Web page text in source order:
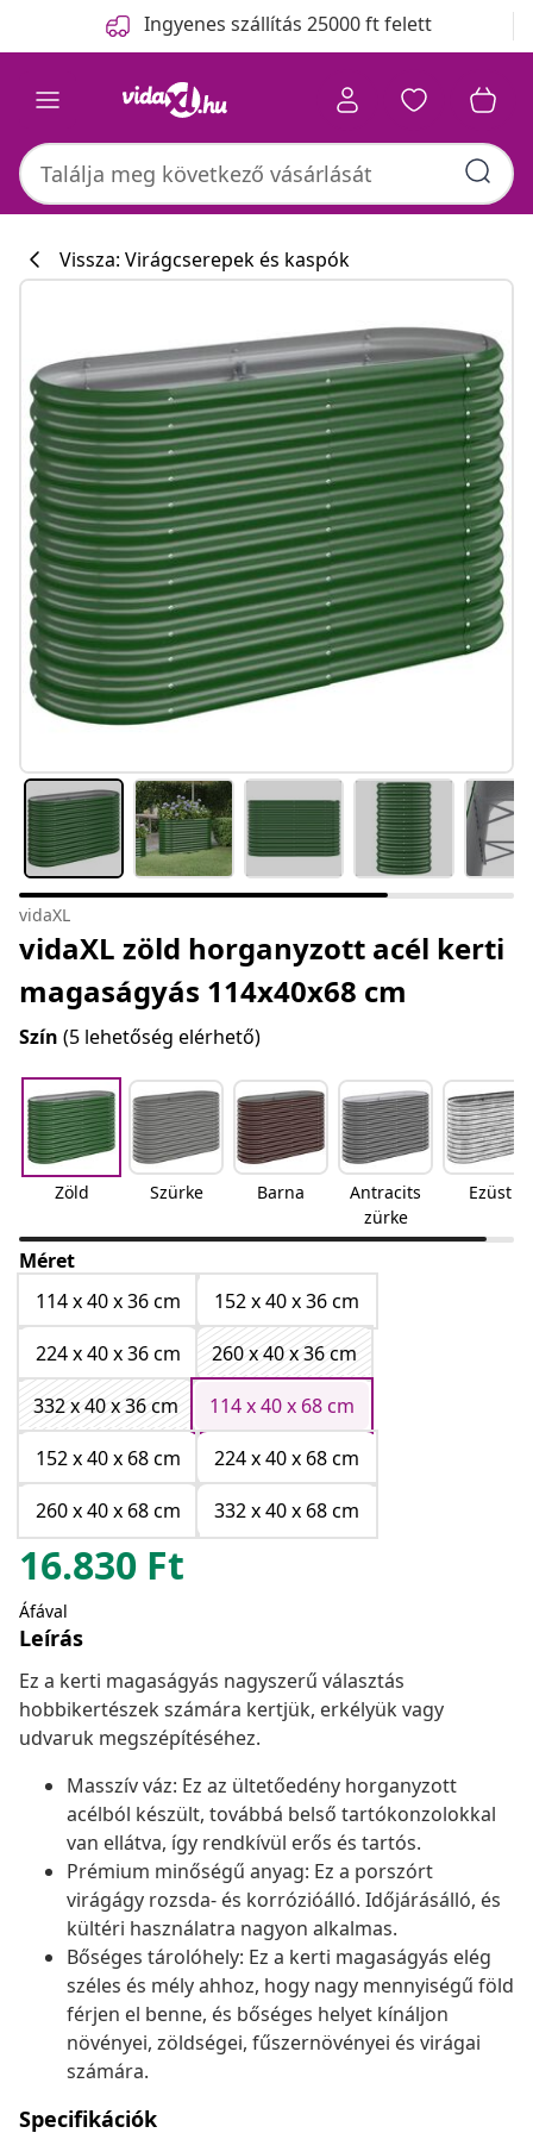
Ingyenes szállítás 25000 ft felett
Vissza: Virágcserepek és kaspók
vidaXL
vidaXL zöld horganyzott acél kerti
magaságyás 114x40x68 cm
Szín (5 lehetőség elérhető)
Zöld Szürke Barna
Antracits
zürke
Ezüst
Méret
114 x 40 x 36 cm
152 x 40 x 36 cm
224 x 40 x 36 cm
260 x 40 x 36 cm
332 x 40 x 36 cm
114 x 40 x 68 cm
152 x 40 x 68 cm
224 x 40 x 68 cm
260 x 40 x 68 cm
332 x 40 x 68 cm
16.830 Ft
Áfával
Leírás
Ez a kerti magaságyás nagyszerű választás
hobbikertészek számára kertjük, erkélyük vagy
udvaruk megszépítéséhez.
Masszív váz: Ez az ültetőedény horganyzott
acélból készült, továbbá belső tartókonzolokkal
van ellátva, így rendkívül erős és tartós.
Prémium minőségű anyag: Ez a porszórt
virágágy rozsda- és korrózióálló. Időjárásálló, és
kültéri használatra nagyon alkalmas.
Bőséges tárolóhely: Ez a kerti magaságyás elég
széles és mély ahhoz, hogy nagy mennyiségű föld
férjen el benne, és bőséges helyet kínáljon
növényei, zöldségei, fűszernövényei és virágai
számára.
Specifikációk